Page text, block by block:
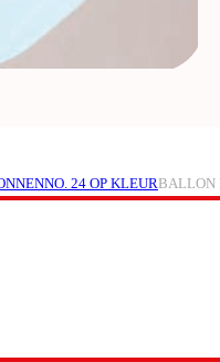
NO. 24 OP KLEURBALLON